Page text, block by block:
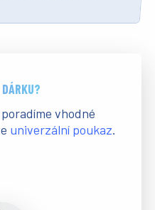
vhodné
univerzální poukaz.